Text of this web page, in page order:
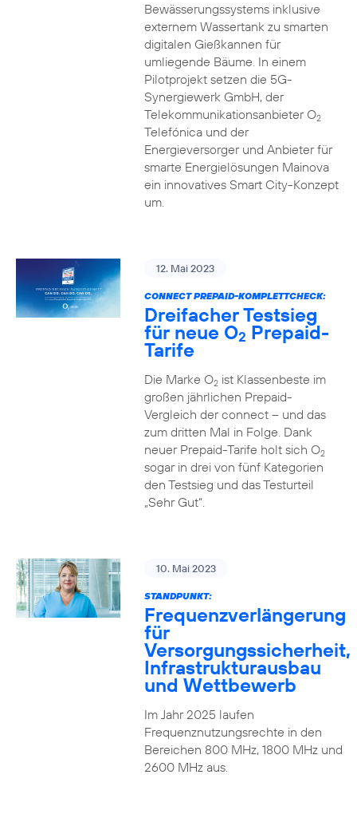
Bewässerungssystems inklusive
externem Wassertank zu smarten
digitalen Gießkannen für
umliegende Bäume. In einem
Pilotprojekt setzen die 5G-
Synergiewerk GmbH, der
Telekommunikationsanbieter O2
Telefónica und der
Energieversorger und Anbieter für
smarte Energielösungen Mainova
ein innovatives Smart City-Konzept
um.
12. Mai 2023
CONNECT PREPAID-KOMPLETTCHECK:
Dreifacher Testsieg
für neue O2 Prepaid-
Tarife
Die Marke O2ist Klassenbeste im
großen jährlichen Prepaid-
Vergleich der connect – und das
zum dritten Mal in Folge. Dank
neuer Prepaid-Tarife holt sich O2
sogar in drei von fünf Kategorien
den Testsieg und das Testurteil
„Sehr Gut“.
10. Mai 2023
STANDPUNKT:
Frequenzverlängerung
für
Versorgungssicherheit,
Infrastrukturausbau
und Wettbewerb
Im Jahr 2025 laufen
Frequenznutzungsrechte in den
Bereichen 800 MHz, 1800 MHz und
2600 MHz aus.